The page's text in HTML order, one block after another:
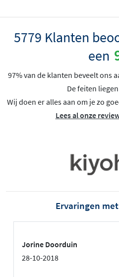
5779 Klanten
een
97% van de klanten beveelt ons
De feiten
Wij doen er alles aan om je zo
Lees al onze
Ervaringen
Jorine Doorduin
28-10-2018